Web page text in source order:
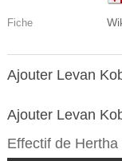
Fiche
Ajouter Levan
Ajouter Levan
Effectif de Hertha